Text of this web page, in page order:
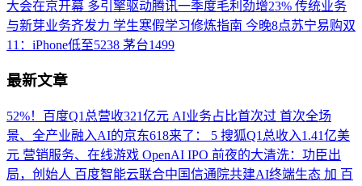
大会在京开幕 多引擎驱动腾讯一季度毛利劲增23% 传统业务
与新芽业务齐发力 学生寒假学习修炼指南 今晚8点苏宁易购双
11：iPhone低至5238 茅台1499
最新文章
52%！百度Q1总营收321亿元 AI业务占比首次过 首次全场
景、全产业融入AI的京东618来了： 5 搜狐Q1总收入1.41亿美
元 营销服务、在线游戏 OpenAI IPO 前夜的大清洗：功臣出
局，创始人 百度智能云联合中国信通院共建AI终端生态 加 百